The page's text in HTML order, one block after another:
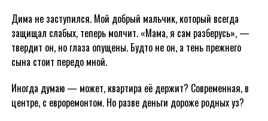
Дима не заступился. Мой добрый мальчик, который всегда
защищал слабых, теперь молчит. «Мама, я сам разберусь», —
твердит он, но глаза опущены. Будто не он, а тень прежнего
сына стоит передо мной.
Иногда думаю — может, квартира её держит? Современная, в
центре, с евроремонтом. Но разве деньги дороже родных уз?